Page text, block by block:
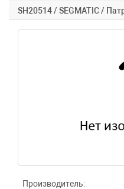
SH20514 / SEGMATIC /
Производитель: